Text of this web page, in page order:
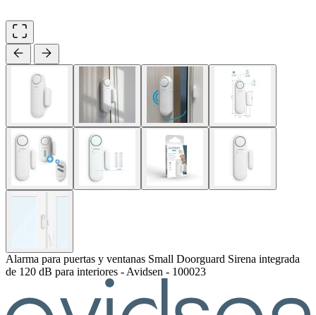
Alarma para puertas y ventanas Small Doorguard Sirena integrada
de 120 dB para interiores - Avidsen - 100023